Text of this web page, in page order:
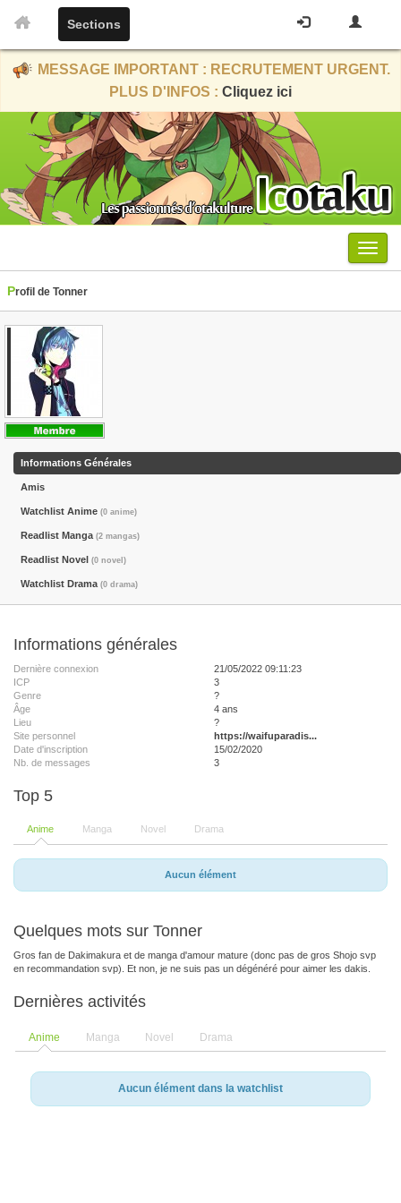
Sections
MESSAGE IMPORTANT : RECRUTEMENT URGENT.
PLUS D'INFOS : Cliquez ici
Menu
Profil de Tonner
Informations Générales
Amis
Watchlist Anime (0 anime)
Readlist Manga (2 mangas)
Readlist Novel (0 novel)
Watchlist Drama (0 drama)
Informations générales
Dernière connexion
21/05/2022 09:11:23
ICP
3
Genre
?
Âge
4 ans
Lieu
?
Site personnel
https://waifuparadis...
Date d'inscription
15/02/2020
Nb. de messages
3
Top 5
Anime Manga Novel Drama
Aucun élément
Quelques mots sur Tonner
Gros fan de Dakimakura et de manga d'amour mature (donc pas de gros Shojo svp
en recommandation svp). Et non, je ne suis pas un dégénéré pour aimer les dakis.
Dernières activités
Anime Manga Novel Drama
Aucun élément dans la watchlist